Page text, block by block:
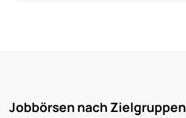
Jobbörsen nach Zielgruppen